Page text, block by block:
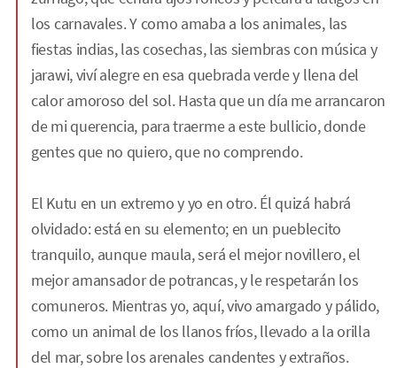
los carnavales. Y como amaba a los animales, las
fiestas indias, las cosechas, las siembras con música y
jarawi, viví alegre en esa quebrada verde y llena del
calor amoroso del sol. Hasta que un día me arrancaron
de mi querencia, para traerme a este bullicio, donde
gentes que no quiero, que no comprendo.
El Kutu en un extremo y yo en otro. Él quizá habrá
olvidado: está en su elemento; en un pueblecito
tranquilo, aunque maula, será el mejor novillero, el
mejor amansador de potrancas, y le respetarán los
comuneros. Mientras yo, aquí, vivo amargado y pálido,
como un animal de los llanos fríos, llevado a la orilla
del mar, sobre los arenales candentes y extraños.